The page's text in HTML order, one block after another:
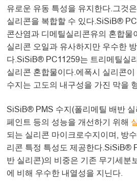
유로운 유동 특성을 유지한다.그것
실리콘을 복합할 수 있다.SiSiB®
콘산염과 디메틸실리콘유의 혼합물
실리콘 오일과 유사하지만 우수한
다.SiSiB® PC11259는 트리메틸실
실리콘 혼합물이다.에폭시 실리콘
수지는 고도의 내구성을 가진 막을
SiSiB® PMS 수지(폴리메틸 배반 실
페인트 등의 성능을 개선하기 위해
되는 실리콘 마이크로수지이며, 방
리콘 특정 특성도 제공한다.SiSiB®
반 실리콘)의 비중은 기존 무기세분
에 비해 우수한 내열성을 지닌다.